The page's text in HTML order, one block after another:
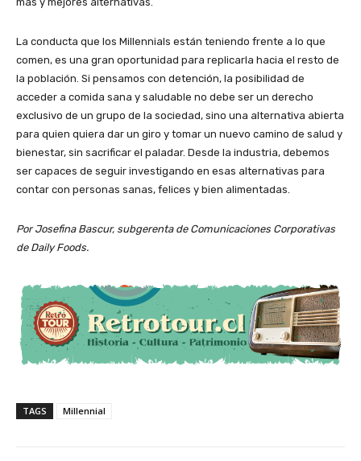
La conducta que los Millennials están teniendo frente a lo que
comen, es una gran oportunidad para replicarla hacia el resto de
la población. Si pensamos con detención, la posibilidad de
acceder a comida sana y saludable no debe ser un derecho
exclusivo de un grupo de la sociedad, sino una alternativa abierta
para quien quiera dar un giro y tomar un nuevo camino de salud y
bienestar, sin sacrificar el paladar. Desde la industria, debemos
ser capaces de seguir investigando en esas alternativas para
contar con personas sanas, felices y bien alimentadas.
Por Josefina Bascur, subgerenta de Comunicaciones Corporativas
de Daily Foods.
TAGS Millennial